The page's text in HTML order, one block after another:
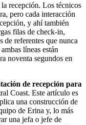
recepción. Los técnicos
pero cada interacción
y ahí también
filas de check-in,
de referentes que nunca
líneas están
noventa segundos en
de recepción para
Coast. Este artículo es
una construcción de
de Erina y, lo más
una jefa o jefe de